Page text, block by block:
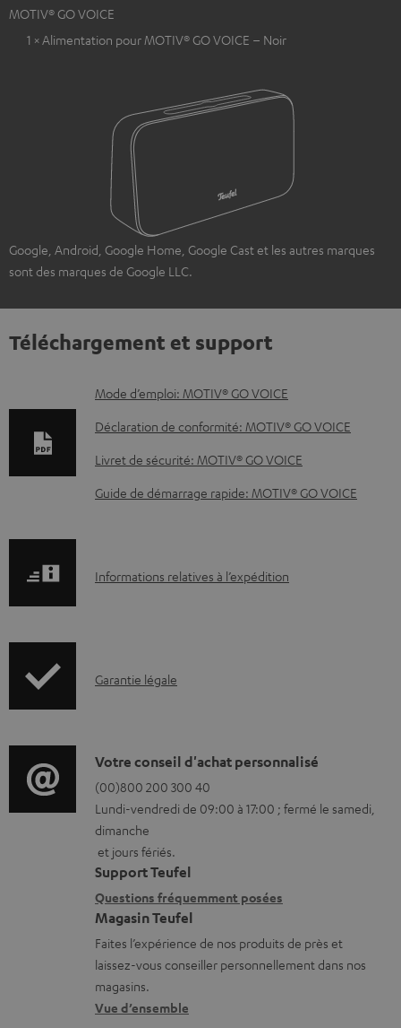
MOTIV® GO VOICE
1 × Alimentation pour MOTIV® GO VOICE – Noir
Google, Android, Google Home, Google Cast et les autres marques
sont des marques de Google LLC.
Téléchargement et support
D
o
m
t
l
h
a
r
g
e
a
b
l
e
s
Mode d’emploi: MOTIV® GO VOICE
Déclaration de conformité: MOTIV® GO VOICE
Livret de sécurité: MOTIV® GO VOICE
Guide de démarrage rapide: MOTIV® GO VOICE
I
r
t
i
o
n
s
r
e
l
a
t
Informations relatives à l’expédition
I
o
r
m
a
t
i
o
n
s
r
Garantie légale
D
é
t
a
i
l
s
c
o
n
Votre conseil d'achat personnalisé
(00)800 200 300 40
Lundi-vendredi de 09:00 à 17:00 ; fermé le samedi,
dimanche
et jours fériés.
Support Teufel
Questions fréquemment posées
Magasin Teufel
Faites l’expérience de nos produits de près et
laissez-vous conseiller personnellement dans nos
magasins.
Vue d’ensemble